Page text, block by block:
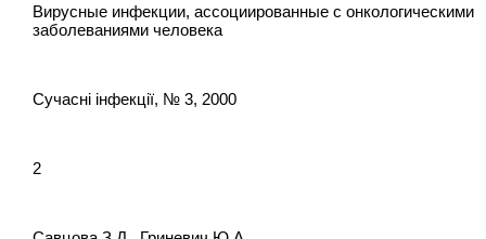
Вирусные инфекции, ассоциированные с онкологическими
заболеваниями человека
Сучасні інфекції, № 3, 2000
2